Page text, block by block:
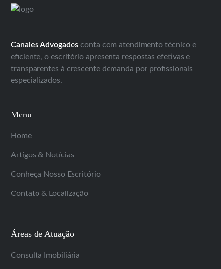
Canales Advogados conta com atendimento técnico e
eficiente, o escritório apresenta respostas efetivas e
transparentes à crescente demanda por profissionais
especializados.
Menu
Home
Artigos & Notícias
Conheça Nosso Escritório
Contato & Localização
Áreas de Atuação
Consulta Imobiliária